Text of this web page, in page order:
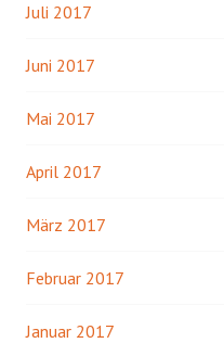
Juli 2017
Juni 2017
Mai 2017
April 2017
März 2017
Februar 2017
Januar 2017